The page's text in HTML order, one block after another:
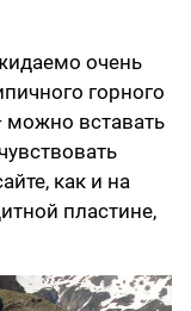
очень
горного
можно вставать
как и на
пластине,